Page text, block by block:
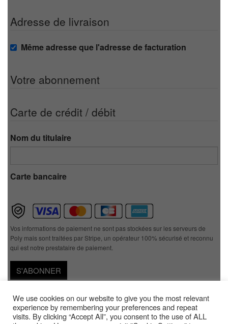
Adresse de livraison
Même adresse que l'adresse de facturation
Votre abonnement
Carte de crédit / débit
Nom du titulaire
Carte bancaire
Vos informations de paiement ne sont pas stockées sur les serveurs de
Poly mais sont traitées par Stripe, un opérateur 100% sécurisé et reconnu
qui est notre prestataire de paiement.
Mentions Légales Contacts Où Trouver Poly ?
We use cookies on our website to give you the most relevant
experience by remembering your preferences and repeat
visits. By clicking “Accept All”, you consent to the use of ALL